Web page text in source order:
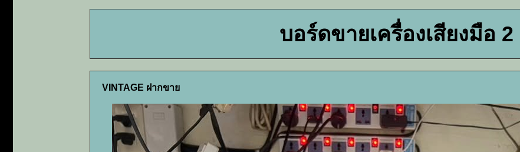
บอร์ดขายเครื่องเสียงมือ 2
VINTAGE ฝากขาย